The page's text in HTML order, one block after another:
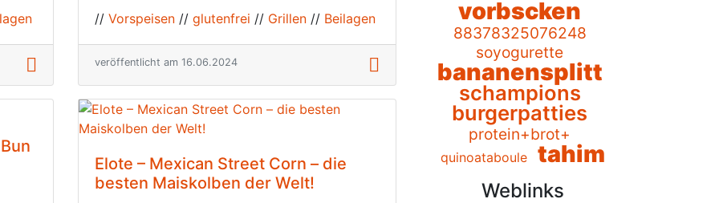
// Vorspeisen// glutenfrei // Grillen// Beilagen
veröffentlicht am 16.06.2024
Elote – Mexican Street Corn – die
besten Maiskolben der Welt!
vorbscken
88378325076248
soyogurette
bananensplitt
schampions
burgerpatties
protein+brot+
quinoataboule tahim
Weblinks